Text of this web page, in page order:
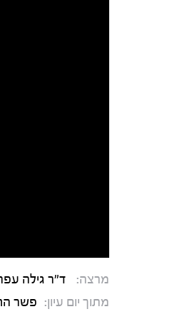
מרצה:
ד"ר גילה
מתוך יום עיון: פשר